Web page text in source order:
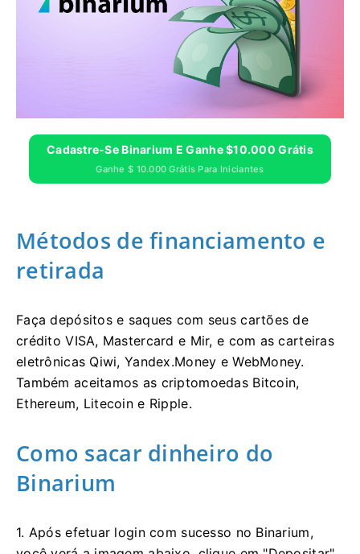
Cadastre-Se Binarium E Ganhe $10.000 Grátis
Ganhe $ 10.000 Grátis Para Iniciantes
Métodos de financiamento e
retirada
Faça depósitos e saques com seus cartões de
crédito VISA, Mastercard e Mir, e com as carteiras
eletrônicas Qiwi, Yandex.Money e WebMoney.
Também aceitamos as criptomoedas Bitcoin,
Ethereum, Litecoin e Ripple.
Como sacar dinheiro do
Binarium
1. Após efetuar login com sucesso no Binarium,